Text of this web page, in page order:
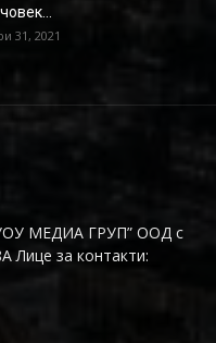
31, 2021
МЕДИА ГРУП” ООД с
Лице за контакти: